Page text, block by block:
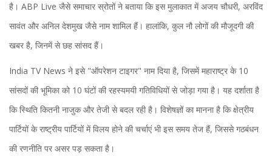
है। ABP Live जैसे समाचार स्रोतों ने बताया कि इस मुलाकात मेंअजय चौधरी, अरविंद
सावंत और अनिल देशमुख जैसे नाम शामिल हैं। हालांकि, कुल नौ लोगों की मौजूदगी की
खबर है, जिनमें से छह सांसद हैं।
India TV News ने इसे "ऑपरेशन टाइगर" नाम दिया है, जिसमें महाराष्ट्र के 10
सांसदों की भूमिका को 10 घंटों की रहस्यमयी गतिविधियों से जोड़ा गया है। यह दर्शाता है
कि स्थिति कितनी नाजुक और तेजी से बदल रही है। विशेषज्ञों का मानना है कि क्षेत्रीय
पार्टियों के राष्ट्रीय पार्टियों में विलय होने की चर्चाएं भी इस समय तेज हैं, जिससे गठबंधन
की रणनीति पर असर पड़ सकता है।